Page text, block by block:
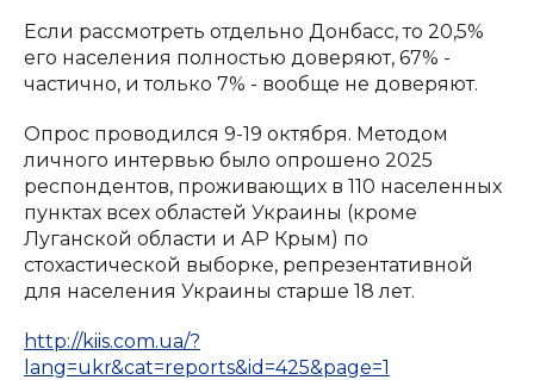
Если рассмотреть отдельно Донбасс, то 20,5%
его населения полностью доверяют, 67% -
частично, и только 7% - вообще не доверяют.
Опрос проводился 9-19 октября. Методом
личного интервью было опрошено 2025
респондентов, проживающих в 110 населенных
пунктах всех областей Украины (кроме
Луганской области и АР Крым) по
стохастической выборке, репрезентативной
для населения Украины старше 18 лет.
http://kiis.com.ua/?
lang=ukr&cat=reports&id=425&page=1